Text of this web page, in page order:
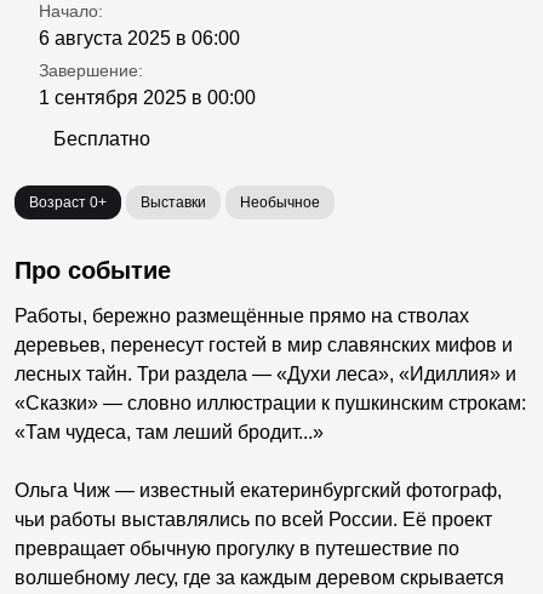
Начало:
6 августа 2025 в 06:00
Завершение:
1 сентября 2025 в 00:00
Бесплатно
Возраст 0+ Выставки Необычное
Про событие
Работы, бережно размещённые прямо на стволах
деревьев, перенесут гостей в мир славянских мифов и
лесных тайн. Три раздела — «Духи леса», «Идиллия» и
«Сказки» — словно иллюстрации к пушкинским строкам:
«Там чудеса, там леший бродит...»
Ольга Чиж — известный екатеринбургский фотограф,
чьи работы выставлялись по всей России. Её проект
превращает обычную прогулку в путешествие по
волшебному лесу, где за каждым деревом скрывается